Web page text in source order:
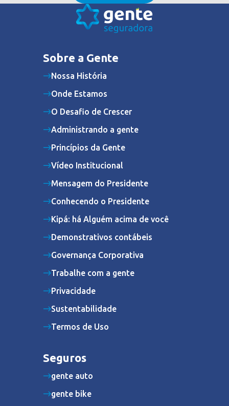
Sobre a Gente
Nossa História
Onde Estamos
O Desafio de Crescer
Administrando a gente
Princípios da Gente
Vídeo Institucional
Mensagem do Presidente
Conhecendo o Presidente
Kipá: há Alguém acima de você
Demonstrativos contábeis
Governança Corporativa
Trabalhe com a gente
Privacidade
Sustentabilidade
Termos de Uso
Seguros
gente auto
gente bike